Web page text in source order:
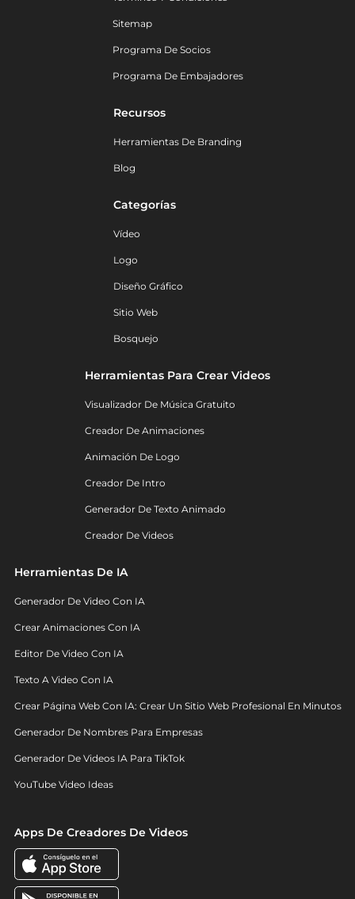
Sitemap
Programa De Socios
Programa De Embajadores
Recursos
Herramientas De Branding
Blog
Categorías
Vídeo
Logo
Diseño Gráfico
Sitio Web
Bosquejo
Herramientas Para Crear Videos
Visualizador De Música Gratuito
Creador De Animaciones
Animación De Logo
Creador De Intro
Generador De Texto Animado
Creador De Videos
Herramientas De IA
Generador De Video Con IA
Crear Animaciones Con IA
Editor De Video Con IA
Texto A Video Con IA
Crear Página Web Con IA: Crear Un Sitio Web Profesional En Minutos
Generador De Nombres Para Empresas
Generador De Videos IA Para TikTok
YouTube Video Ideas
Apps De Creadores De Videos